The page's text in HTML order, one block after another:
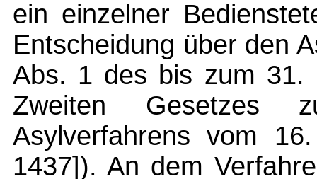
ein einzelner
Entscheidung über den
Abs. 1 des bis zum 31.
Zweiten Gesetzes
Asylverfahrens vom
1437]). An dem